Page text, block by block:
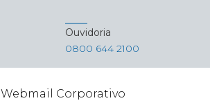
Ouvidoria
0800 644 2100
Webmail Corporativo